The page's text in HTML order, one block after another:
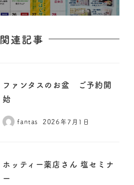
関連記事
ファンタスのお盆 ご予約開
始
fantas 2026年7月1日
ホッティー薬店さん 塩セミナ
ー